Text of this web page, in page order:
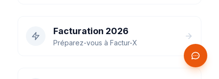
Facturation 2026
Préparez-vous à Factur-X